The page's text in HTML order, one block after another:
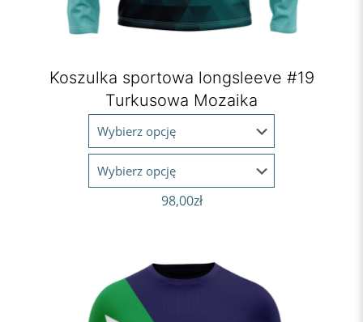
Koszulka sportowa longsleeve #19
Turkusowa Mozaika
98,00zł